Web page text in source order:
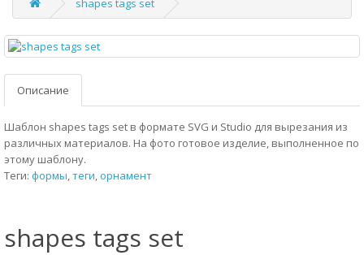
shapes tags set
Описание
Шаблон shapes tags set в формате SVG и Studio для вырезания из
различных материалов. На фото готовое изделие, выполненное по
этому шаблону.
Теги: формы,теги,орнамент
shapes tags set